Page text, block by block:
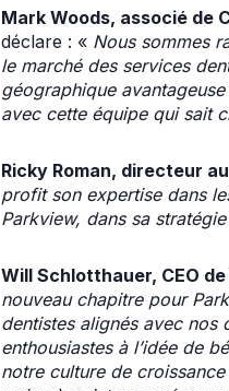
Mark Woods, associé de
déclare : « Nous sommes
le marché des services
géographique
avec cette équipe qui sait
Ricky Roman, directeur
profit son expertise dans
Parkview, dans sa
Will Schlotthauer, CEO
nouveau chapitre pour
dentistes alignés avec nos
enthousiastes à l’idée de
notre culture de